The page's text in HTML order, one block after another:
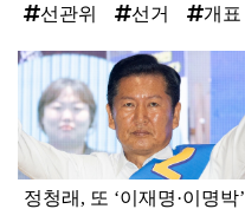
선관위
선거 개표
탑
인
정청래, 또 ‘이재명·이명박’